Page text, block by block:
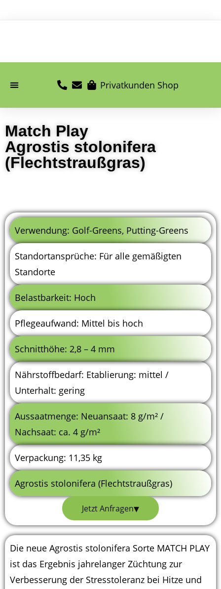
Privatkunden Shop
Match Play
Agrostis stolonifera
(Flechtstraußgras)
Verwendung: Golf-Greens, Putting-Greens
Standortansprüche: Für alle gemäßigten
Standorte
Belastbarkeit: Hoch
Pflegeaufwand: Mittel bis hoch
Schnitthöhe: 2,8 – 4 mm
Nährstoffbedarf: Etablierung: mittel /
Unterhalt: gering
Aussaatmenge: Neuansaat: 8 g/m² /
Nachsaat: ca. 4 g/m²
Verpackung: 11,35 kg
Agrostis stolonifera (Flechtstraußgras)
Jetzt Anfragen▾
Die neue Agrostis stolonifera Sorte MATCH PLAY
ist das Ergebnis jahrelanger Züchtung zur
Verbesserung der Stresstoleranz bei Hitze und